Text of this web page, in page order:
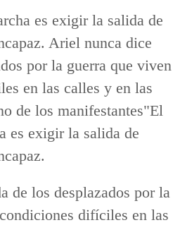
es exigir la salida de
Ariel nunca dice
por la guerra que viven
en las calles y en las
de los manifestantes"El
es exigir la salida de
de los desplazados por la
difíciles en las